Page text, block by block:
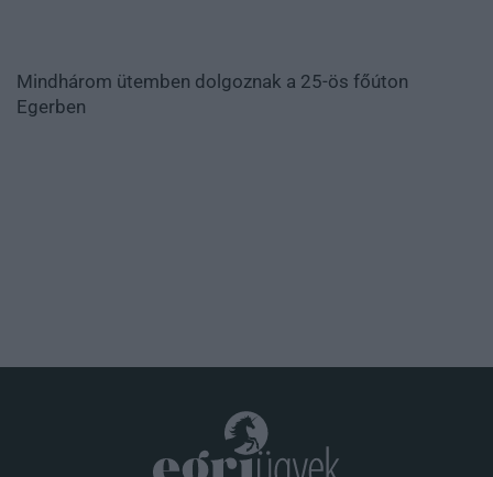
Mindhárom ütemben dolgoznak a 25-ös főúton
Egerben